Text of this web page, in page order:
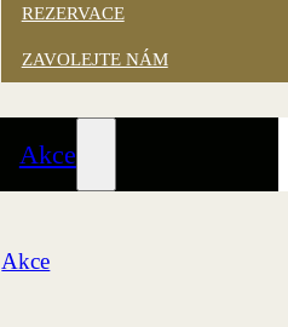
REZERVACE
ZAVOLEJTE NÁM
Akce
Akce